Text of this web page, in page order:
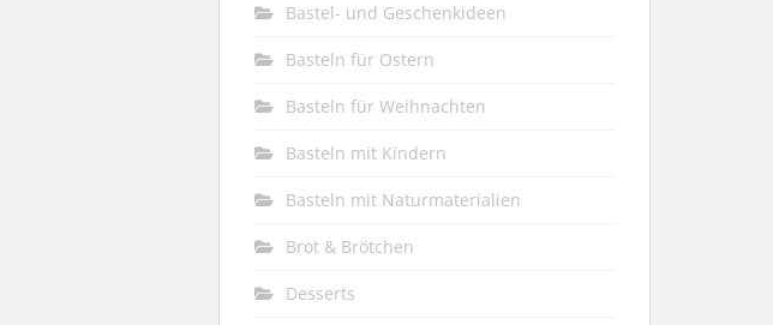
Bastel- und Geschenkideen
Basteln für Ostern
Basteln für Weihnachten
Basteln mit Kindern
Basteln mit Naturmaterialien
Brot & Brötchen
Desserts